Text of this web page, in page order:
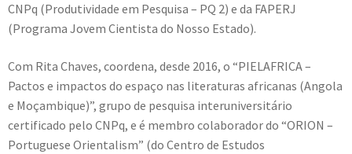
CNPq (Produtividade em Pesquisa – PQ 2) e da FAPERJ
(Programa Jovem Cientista do Nosso Estado).
Com Rita Chaves, coordena, desde 2016, o “PIELAFRICA –
Pactos e impactos do espaço nas literaturas africanas (Angola
e Moçambique)”, grupo de pesquisa interuniversitário
certificado pelo CNPq, e é membro colaborador do “ORION –
Portuguese Orientalism” (do Centro de Estudos